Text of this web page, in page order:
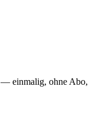
— einmalig, ohne Abo,